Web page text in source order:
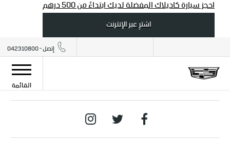
احجز سيارة كاديلاك المفضلة لديك ابتداءً من 500 درهم
اشترِ عبر الإنترنت
إتصل - 042310800
القائمة